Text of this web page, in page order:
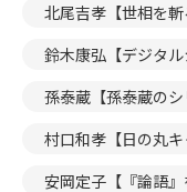
北尾吉孝【世相を斬
鈴木康弘【デジタル
孫泰蔵【孫泰蔵のシ
村口和孝【日の丸キ
安岡定子【『論語』